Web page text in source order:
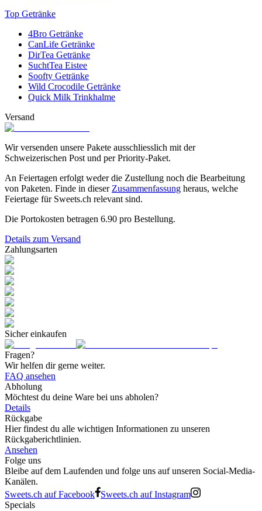
Top Getränke
4Bro Getränke
CanLife Getränke
DirTea Getränke
SuchtTea Eistee
Soofty Getränke
Wild Crocodile Getränke
Quick Milk Trinkhalme
Versand
Wir versenden unsere Pakete ausschliesslich mit der
Schweizerischen Post und per Priority-Paket.
An Feiertagen erfolgt weder die Zustellung noch die Bearbeitung
von Paketen. Finde in dieser Zusammenfassung heraus, welche
Feiertage für Sweets.ch relevant sind.
Die Portokosten betragen 6.90 pro Bestellung.
Details zum Versand
Zahlungsarten
Sicher einkaufen
Fragen?
Wir helfen dir gerne weiter.
FAQ ansehen
Abholung
Möchtest du deine Ware bei uns abholen?
Details
Rückgabe
Hier findest du alle wichtigen Informationen zu unseren
Rückgaberichtlinien.
Ansehen
Folge uns
Bleibe auf dem Laufenden und folge uns auf unseren Social-Media-
Kanälen.
Sweets.ch auf Facebook
Sweets.ch auf Instagram
Specials